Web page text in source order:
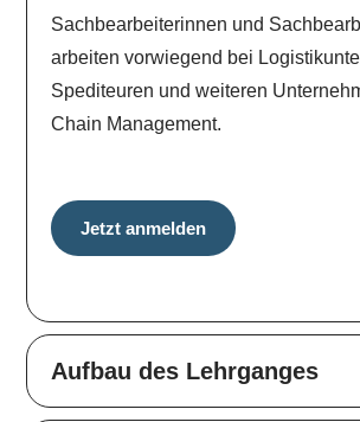
Sachbearbeiterinnen und
arbeiten vorwiegend bei
Spediteuren und weiteren
Chain Management.
Jetzt anmelden
Aufbau des Lehrganges